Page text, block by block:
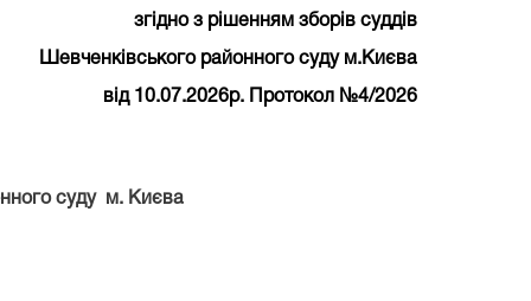
згідно з рішенням зборів суддів
Шевченківського районного суду м.Києва
від 10.07.2026р. Протокол №4/2026
суду м. Києва